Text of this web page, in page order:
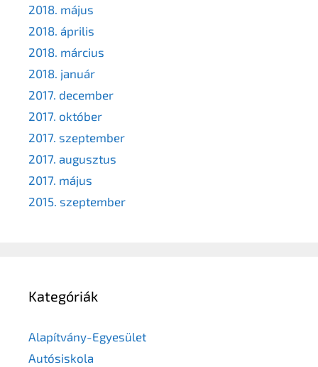
2018. május
2018. április
2018. március
2018. január
2017. december
2017. október
2017. szeptember
2017. augusztus
2017. május
2015. szeptember
Kategóriák
Alapítvány-Egyesület
Autósiskola